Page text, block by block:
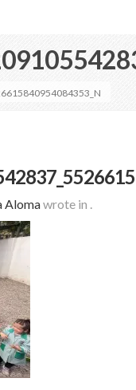
Alomawrote in .